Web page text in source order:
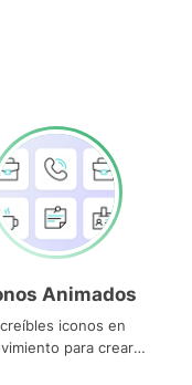
Animados
iconos en
para crear